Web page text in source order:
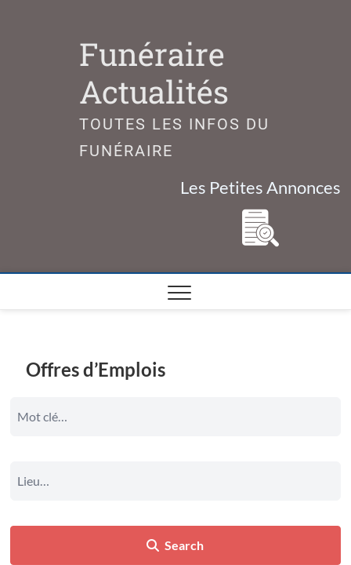
Funéraire
Actualités
TOUTES LES INFOS DU
FUNÉRAIRE
Les Petites Annonces
Offres d’Emplois
Search